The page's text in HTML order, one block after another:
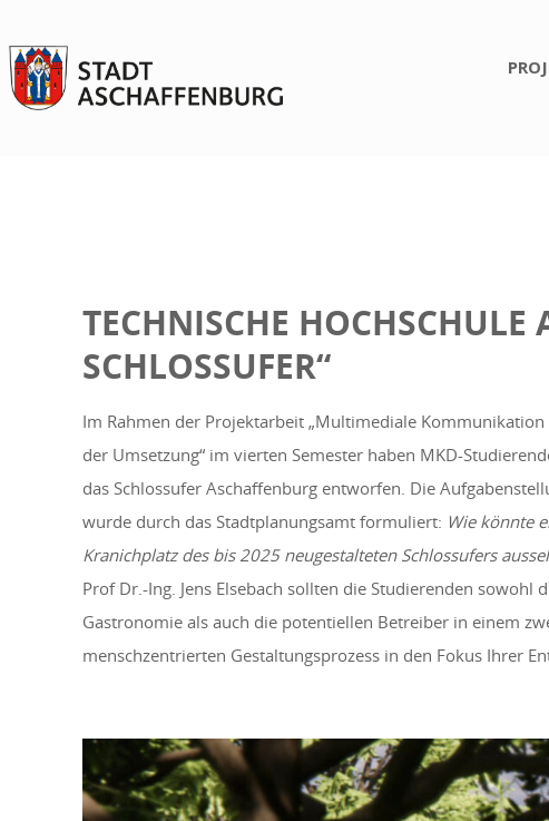
TECHNISCHE HOCHSCHULE
SCHLOSSUFER“
Im Rahmen der Projektarbeit „Multimediale
der Umsetzung“ im vierten Semester haben MKD-
das Schlossufer Aschaffenburg entworfen. Die
wurde durch das Stadtplanungsamt formuliert: Wie könnte
Kranichplatz des bis 2025 neugestalteten Schlossufers
Prof Dr.-Ing. Jens Elsebach sollten die Studierenden sowohl
Gastronomie als auch die potentiellen Betreiber in einem
menschzentrierten Gestaltungsprozess in den Fokus Ihrer